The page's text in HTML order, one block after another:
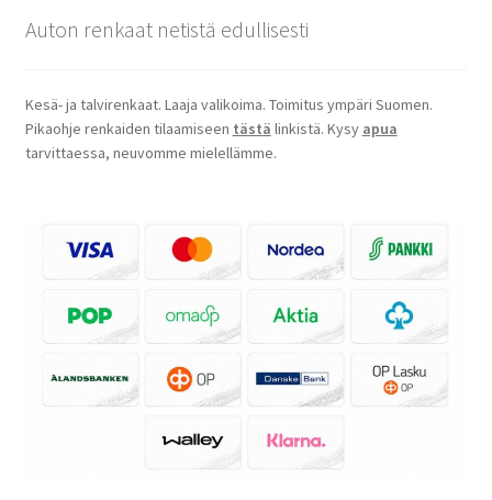
Auton renkaat netistä edullisesti
Kesä- ja talvirenkaat. Laaja valikoima. Toimitus ympäri Suomen.
Pikaohje renkaiden tilaamiseen tästä linkistä. Kysy apua
tarvittaessa, neuvomme mielellämme.